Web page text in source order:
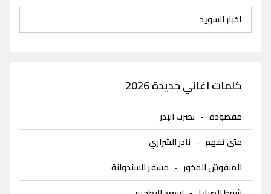
اخبار السويد
كلمات اغاني جديدة 2026
مقصودة - نصرت البدر
متى تفهم - نادر الشراري
المنقوش المخور - مسفر السندوانة